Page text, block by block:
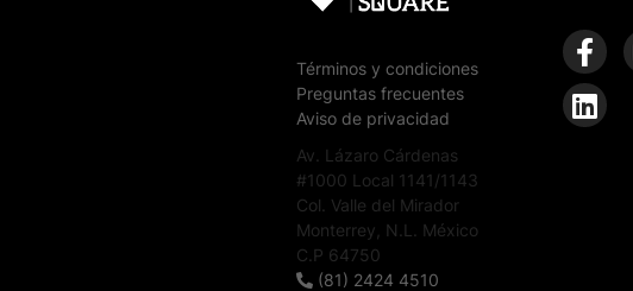
Términos y condiciones
Preguntas frecuentes
Aviso de privacidad
Av. Lázaro Cárdenas
#1000 Local 1141/1143
Col. Valle del Mirador
Monterrey, N.L. México
C.P 64750
(81) 2424 4510